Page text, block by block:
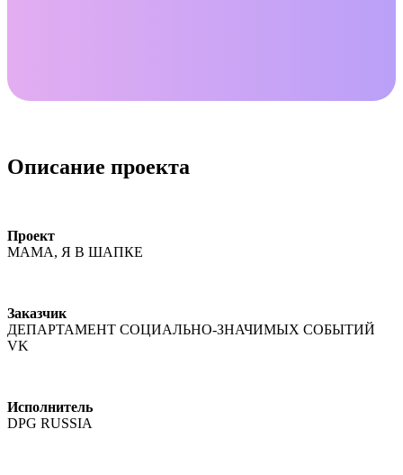
Описание проекта
Проект
МАМА, Я В ШАПКЕ
Заказчик
ДЕПАРТАМЕНТ СОЦИАЛЬНО-ЗНАЧИМЫХ СОБЫТИЙ
VK
Исполнитель
DPG RUSSIA